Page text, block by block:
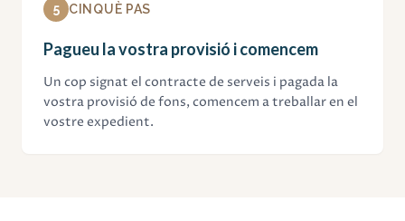
5 CINQUÈ PAS
Pagueu la vostra provisió i comencem
Un cop signat el contracte de serveis i pagada la
vostra provisió de fons, comencem a treballar en el
vostre expedient.